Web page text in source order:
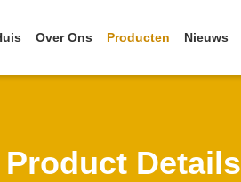
Over Ons Producten Nieuws
Product Details